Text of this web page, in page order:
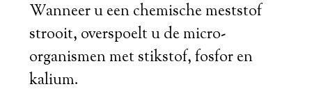
Wanneer u een chemische meststof
strooit, overspoelt u de micro-
organismen met stikstof, fosfor en
kalium.